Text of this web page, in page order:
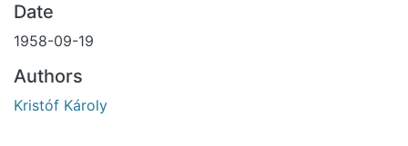
Date
1958-09-19
Authors
Kristóf Károly